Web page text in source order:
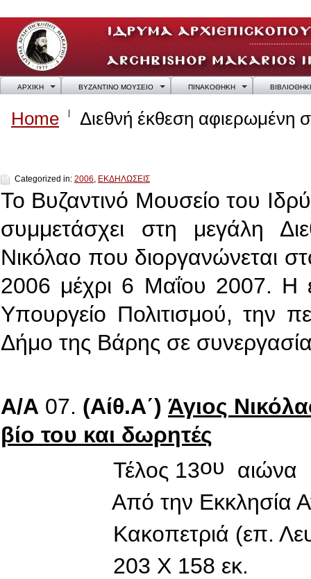
ΑΡΧΙΚΗ ΒΥΖΑΝΤΙΝΟ ΜΟΥΣΕΙΟ ΠΙΝΑΚΟΘΗΚΗ
Home Διεθνή έκθεση αφιερωμένη
Categorized in: 2006, ΕΚΔΗΛΩΣΕΙΣ
Το Βυζαντινό Μουσείο του
συμμετάσχει στη μεγάλη
Νικόλαο που διοργανώνεται
2006 μέχρι 6 Μαΐου 2007. H
Υπουργείο Πολιτισμού, την
Δήμο της Βάρης σε
Α/Α 07. (Αίθ.Α΄) Άγιος
βίο του και δωρητές
Τέλος 13ου αιώνα
Από την Εκκλησία
Κακοπετριά (επ.
203 Χ 158 εκ.